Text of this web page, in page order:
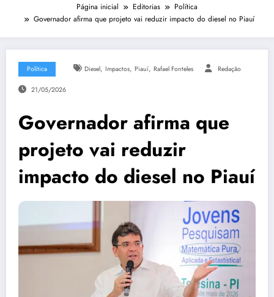
Página inicial Editorias
Política
Governador afirma que projeto vai reduzir impacto do diesel no Piauí
Política Diesel, Impactos, Piauí, Rafael Fonteles Redação
21/05/2026
Governador afirma que
projeto vai reduzir
impacto do diesel no Piauí